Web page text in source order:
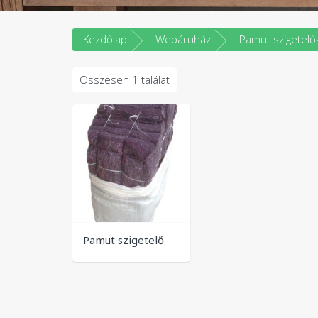
Kezdőlap Webáruház Pamut
Összesen 1 találat
Pamut szigetelő